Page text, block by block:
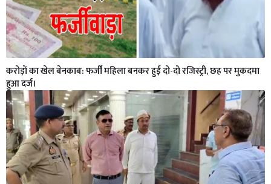
करोड़ों का खेल बेनकाब: फर्जी महिला बनकर हुई दो-दो रजिस्ट्री, छह पर मुकदमा
हुआ दर्ज।